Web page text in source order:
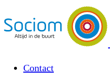
Contact